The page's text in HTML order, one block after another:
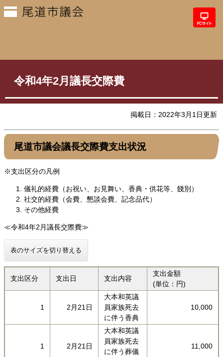
令和4年2月議長交際費
掲載日：2022年3月1日更新
尾道市議会議長交際費支出状況
※支出区分の凡例
儀礼的経費（お祝い、お見舞い、香典・供花等、餞別）
社交的経費（会費、懇談会費、記念品代）
その他経費
≪令和4年2月議長交際費≫
表のサイズを切り替える
支出区分 支出日 支出内容
支出金額
(単位：円)
1 2月21日
大本和英議
員家族死去
に伴う香典
10,000
1 2月21日
大本和英議
員家族死去
に伴う葬儀
11,000